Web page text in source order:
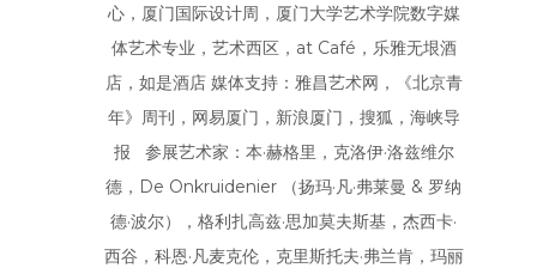
心，厦门国际设计周，厦门大学艺术学院数字媒
体艺术专业，艺术西区，at Café，乐雅无垠酒
店，如是酒店 媒体支持：雅昌艺术网，《北京青
年》周刊，网易厦门，新浪厦门，搜狐，海峡导
报 参展艺术家：本·赫格里，克洛伊·洛兹维尔
德，De Onkruidenier （扬玛·凡·弗莱曼 & 罗纳
德·波尔），格利扎高兹·思加莫夫斯基，杰西卡·
西谷，科恩·凡麦克伦，克里斯托夫·弗兰肯，玛丽